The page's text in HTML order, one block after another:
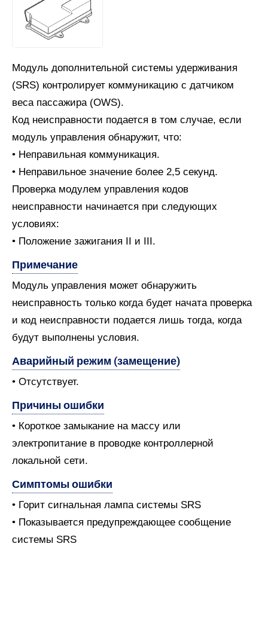
Модуль дополнительной системы удерживания
(SRS) контролирует коммуникацию с датчиком
веса пассажира (OWS).
Код неисправности подается в том случае, если
модуль управления обнаружит, что:
• Неправильная коммуникация.
• Неправильное значение более 2,5 секунд.
Проверка модулем управления кодов
неисправности начинается при следующих
условиях:
• Положение зажигания II и III.
Примечание
Модуль управления может обнаружить
неисправность только когда будет начата проверка
и код неисправности подается лишь тогда, когда
будут выполнены условия.
Аварийный режим (замещение)
• Отсутствует.
Причины ошибки
• Короткое замыкание на массу или
электропитание в проводке контроллерной
локальной сети.
Симптомы ошибки
• Горит сигнальная лампа системы SRS
• Показывается предупреждающее сообщение
системы SRS